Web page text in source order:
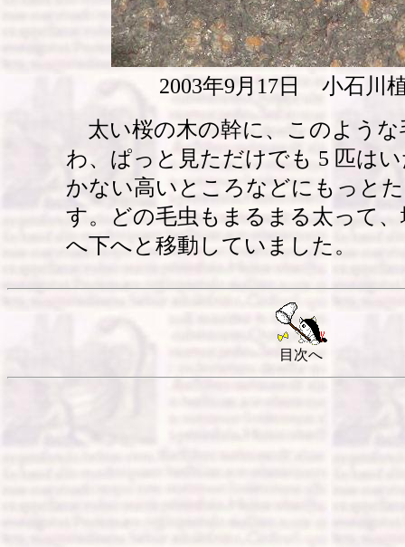
2003年9月17日 小石川
太い桜の木の幹に、このような
わ、ぱっと見ただけでも 5 匹は
かない高いところなどにもっと
す。どの毛虫もまるまる太って
へ下へと移動していました。
目次へ